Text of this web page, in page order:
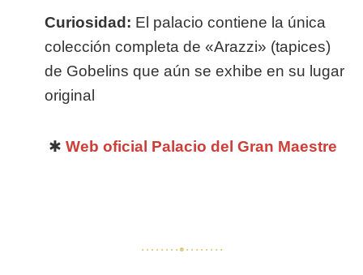
Curiosidad: El palacio contiene la única
colección completa de «Arazzi» (tapices)
de Gobelins que aún se exhibe en su lugar
original
✱ Web oficial Palacio del Gran Maestre
········•········